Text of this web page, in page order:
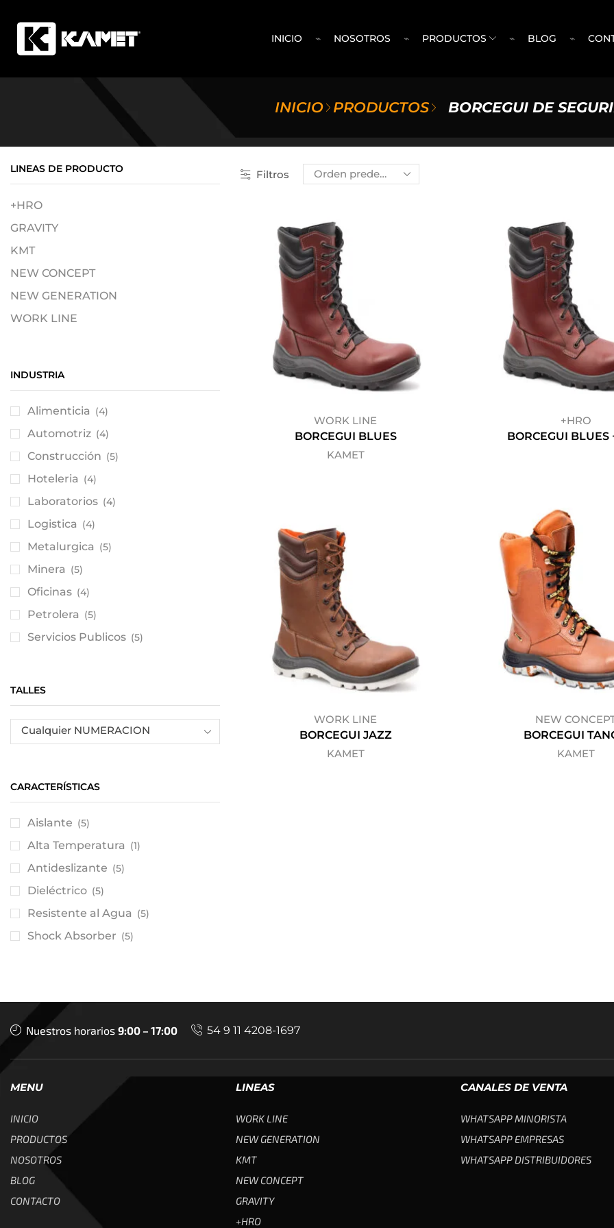
INICIO ⌁ NOSOTROS ⌁ PRODUCTOS ⌁ BLOG ⌁
INICIO PRODUCTOS BORCEGUI DE
Filtros
WORK LINE
BORCEGUI BLUES
KAMET
+HRO
BORCEGUI BLUES
WORK LINE
BORCEGUI JAZZ
KAMET
NEW
BORCEGUI
KAMET
LINEAS DE PRODUCTO
+HRO
GRAVITY
KMT
NEW CONCEPT
NEW GENERATION
WORK LINE
INDUSTRIA
Alimenticia (4)
Automotriz (4)
Construcción (5)
Hoteleria (4)
Laboratorios (4)
Logistica (4)
Metalurgica (5)
Minera (5)
Oficinas (4)
Petrolera (5)
Servicios Publicos (5)
TALLES
Cualquier NUMERACION
CARACTERÍSTICAS
Aislante (5)
Alta Temperatura (1)
Antideslizante (5)
Dieléctrico (5)
Resistente al Agua (5)
Shock Absorber (5)
Nuestros horarios 9:00 – 17:00 54 9 11 4208-1697
MENU
INICIO
PRODUCTOS
NOSOTROS
BLOG
CONTACTO
LINEAS
WORK LINE
NEW GENERATION
KMT
NEW CONCEPT
GRAVITY
+HRO
CANALES DE VENTA
WHATSAPP MINORISTA
WHATSAPP EMPRESAS
WHATSAPP DISTRIBUIDORES